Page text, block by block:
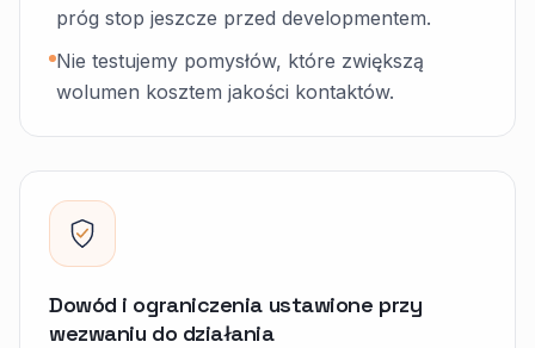
próg stop jeszcze przed developmentem.
Nie testujemy pomysłów, które zwiększą
wolumen kosztem jakości kontaktów.
Dowód i ograniczenia ustawione przy
wezwaniu do działania